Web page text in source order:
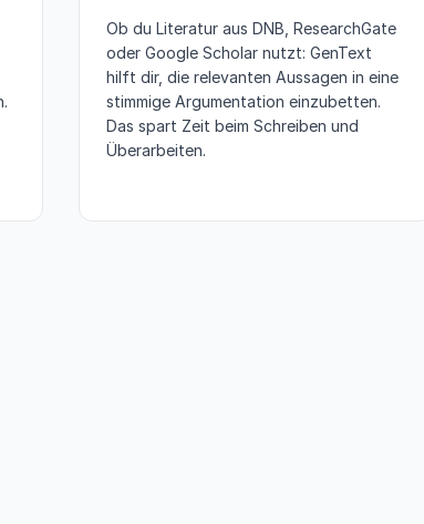
Ob du Literatur aus DNB, ResearchGate
oder Google Scholar nutzt: GenText
hilft dir, die relevanten Aussagen in eine
stimmige Argumentation einzubetten.
Das spart Zeit beim Schreiben und
Überarbeiten.